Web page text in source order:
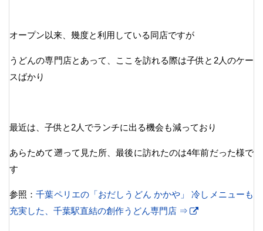
オープン以来、幾度と利用している同店ですが
うどんの専門店とあって、ここを訪れる際は子供と2人のケー
スばかり
最近は、子供と2人でランチに出る機会も減っており
あらためて遡って見た所、最後に訪れたのは4年前だった様で
す
参照：千葉ペリエの「おだしうどん かかや」 冷しメニューも
充実した、千葉駅直結の創作うどん専門店 ⇒